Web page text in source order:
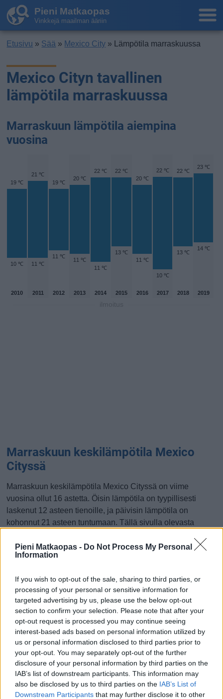
Pieni Matkaopas - Do Not Process My Personal
Information
If you wish to opt-out of the sale, sharing to third parties, or
processing of your personal or sensitive information for
targeted advertising by us, please use the below opt-out
section to confirm your selection. Please note that after your
opt-out request is processed you may continue seeing
interest-based ads based on personal information utilized by
us or personal information disclosed to third parties prior to
your opt-out. You may separately opt-out of the further
disclosure of your personal information by third parties on the
IAB’s list of downstream participants. This information may
also be disclosed by us to third parties on the IAB’s List of
Downstream Participants that may further disclose it to other
Pieni Matkaopas
Vinkkejä maailman ääriin
Etusivu » Sää » Mexico City » Lämpötila marraskuussa
Mexico Cityn tavallinen
lämpötila marraskuussa
Marraskuun lämpötila aiempina
vuosina
19 ℃
10 ℃
21 ℃
11 ℃
19 ℃
11 ℃
20 ℃
11 ℃
22 ℃
11 ℃
22 ℃
13 ℃
20 ℃
11 ℃
22 ℃
10 ℃
22 ℃
13 ℃
23 ℃
14 ℃
2010 2011 2012 2013 2014 2015 2016 2017 2018 2019
Marraskuun keskilämpötila Mexico
Cityssä
Marraskuun keskilämpötila Mexico Cityssä on viime
vuosina ollut 16 astetta. Öisin lämpötila on tyypillisesti
laskenut 12 asteen tienoille, ja päivisin lämpötila on
kohonnut 21 asteen tuntumaan. Tällä sivulla olevasta
keskimäärin ollut marraskuussa viime vuosina ja
vaihteluväli, jolla lämpötila tavallisina päivinä on minäkin
Hetkellisesti Mexico Cityssä on silti koettu tätäkin
kylmempiä ja lämpimämpiä marraskuisia päiviä.
Esimerkiksi vuoden 2010 marraskuussa lämpötila käväisi
alimmillaan 3 asteessa ja toisaalta vuonna 2017
marraskuussa hätyyteltiin eräänä poikkeuksellisen
lämpimänä päivänä 27 asteen lukemia.
Entä muut kuukaudet? Miten lämmintä
Mexico Cityssä on ollut...